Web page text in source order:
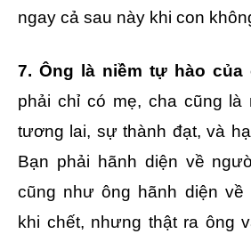
ngay cả sau này khi con
7. Ông là niềm tự hào của
phải chỉ có mẹ, cha cũng là
tương lai, sự thành đạt, và
Bạn phải hãnh diện về
cũng như ông hãnh diện về
khi chết, nhưng thật ra ông